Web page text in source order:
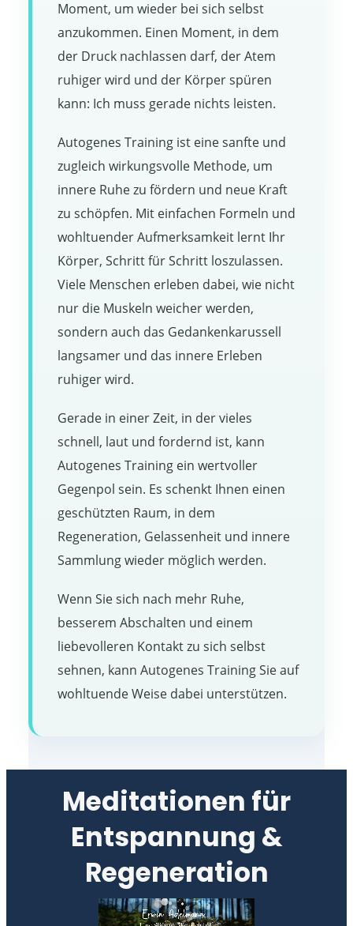
Moment, um wieder bei sich selbst
anzukommen. Einen Moment, in dem
der Druck nachlassen darf, der Atem
ruhiger wird und der Körper spüren
kann: Ich muss gerade nichts leisten.
Autogenes Training ist eine sanfte und
zugleich wirkungsvolle Methode, um
innere Ruhe zu fördern und neue Kraft
zu schöpfen. Mit einfachen Formeln und
wohltuender Aufmerksamkeit lernt Ihr
Körper, Schritt für Schritt loszulassen.
Viele Menschen erleben dabei, wie nicht
nur die Muskeln weicher werden,
sondern auch das Gedankenkarussell
langsamer und das innere Erleben
ruhiger wird.
Gerade in einer Zeit, in der vieles
schnell, laut und fordernd ist, kann
Autogenes Training ein wertvoller
Gegenpol sein. Es schenkt Ihnen einen
geschützten Raum, in dem
Regeneration, Gelassenheit und innere
Sammlung wieder möglich werden.
Wenn Sie sich nach mehr Ruhe,
besserem Abschalten und einem
liebevolleren Kontakt zu sich selbst
sehnen, kann Autogenes Training Sie auf
wohltuende Weise dabei unterstützen.
Meditationen für
Entspannung &
Regeneration